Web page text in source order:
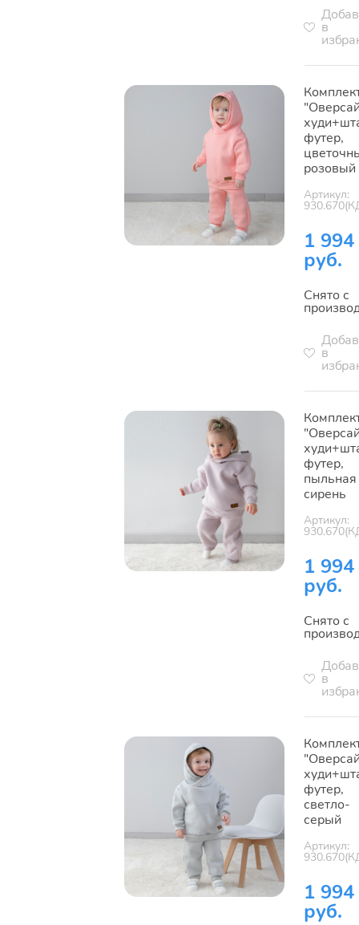
в
футер,
розовый
Артикул:
1 994
руб.
Снято с
в
футер,
пыльная
сирень
Артикул:
1 994
руб.
Снято с
в
футер,
светло-
серый
Артикул:
1 994
руб.